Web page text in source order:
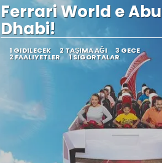
Ferrari World e Abu
Dhabi!
1 GIDILECEK 2 TAŞIMA AĞI 3 GECE
2 FAALIYETLER 1 SIGORTALAR